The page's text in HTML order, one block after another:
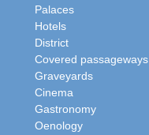
Palaces
Hotels
District
Covered passageways
Graveyards
Cinema
Gastronomy
Oenology